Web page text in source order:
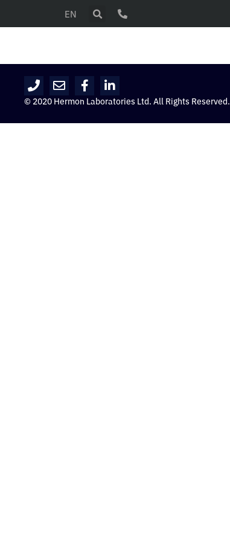
EN
© 2020 Hermon Laboratories Ltd. All Rights Reserved.